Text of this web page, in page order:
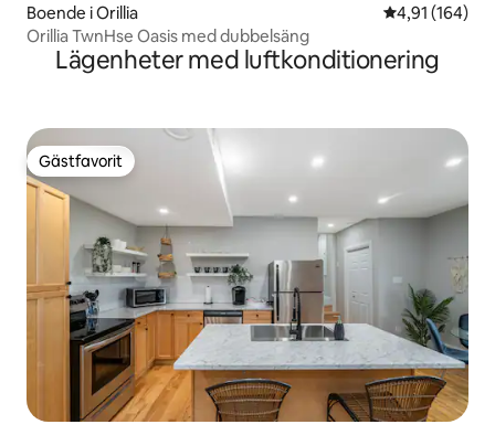
Boende i Orillia 4,91 av 5 i
4,91 (164)
Orillia TwnHse Oasis med dubbelsäng
Lägenheter med luftkonditionering
Gästfavorit
Gästfavorit